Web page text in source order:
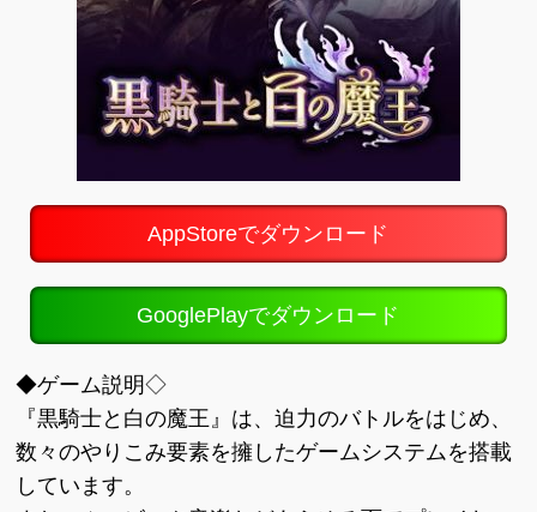
AppStoreでダウンロード
GooglePlayでダウンロード
◆ゲーム説明◇
『黒騎士と白の魔王』は、迫力のバトルをはじめ、
数々のやりこみ要素を擁したゲームシステムを搭載
しています。